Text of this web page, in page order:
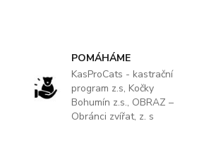
POMÁHÁME
KasProCats - kastrační
program z.s, Kočky
Bohumín z.s., OBRAZ –
Obránci zvířat, z. s